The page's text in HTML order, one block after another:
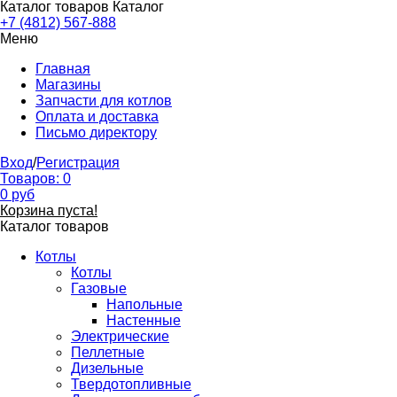
Каталог товаров Каталог
+7 (4812) 567-888
Меню
Главная
Магазины
Запчасти для котлов
Оплата и доставка
Письмо директору
Вход/Регистрация
Товаров: 0
0 руб
Корзина пуста!
Каталог товаров
Котлы
Котлы
Газовые
Напольные
Настенные
Электрические
Пеллетные
Дизельные
Твердотопливные